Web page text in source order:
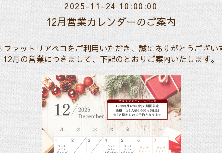
2025-11-24 10:00:00
12月営業カレンダーのご案内
ファットリアペコをご利用いただき、誠にありがとうござい
12月の営業につきまして、下記のとおりご案内いたします。